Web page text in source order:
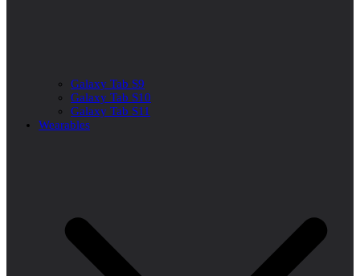
Galaxy Tab S9
Galaxy Tab S10
Galaxy Tab S11
Wearables